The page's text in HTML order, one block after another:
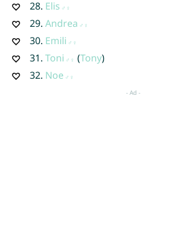
28. Elis
29. Andrea
30. Emili
31. Toni (Tony)
32. Noe